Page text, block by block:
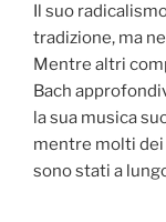
Il suo
tradizione, ma
Mentre altri
Bach
la sua musica
mentre molti dei
sono stati a